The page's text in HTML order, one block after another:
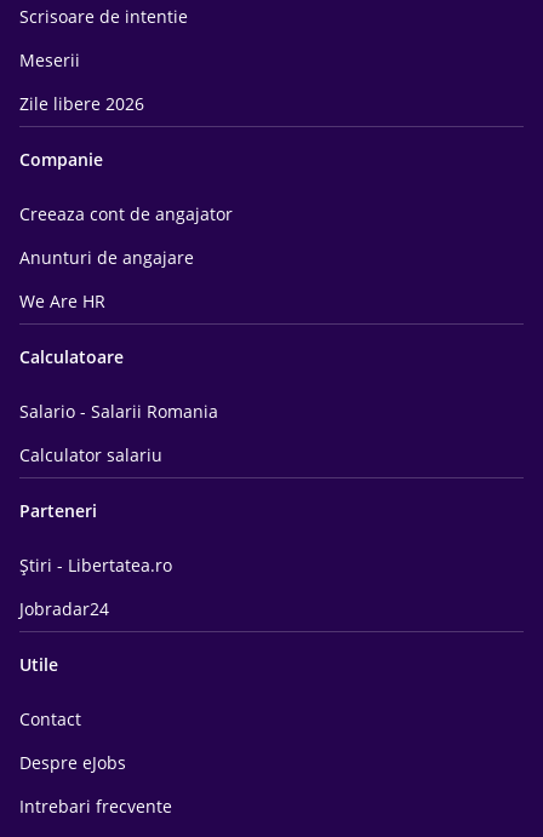
Scrisoare de intentie
Meserii
Zile libere 2026
Companie
Creeaza cont de angajator
Anunturi de angajare
We Are HR
Calculatoare
Salario - Salarii Romania
Calculator salariu
Parteneri
Știri - Libertatea.ro
Jobradar24
Utile
Contact
Despre eJobs
Intrebari frecvente